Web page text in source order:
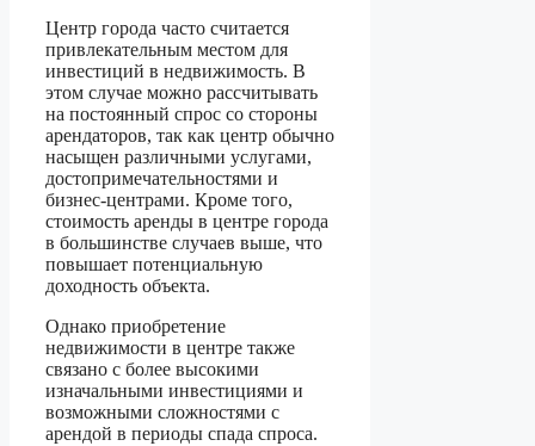
Центр города часто считается
привлекательным местом для
инвестиций в недвижимость. В
этом случае можно рассчитывать
на постоянный спрос со стороны
арендаторов, так как центр обычно
насыщен различными услугами,
достопримечательностями и
бизнес-центрами. Кроме того,
стоимость аренды в центре города
в большинстве случаев выше, что
повышает потенциальную
доходность объекта.
Однако приобретение
недвижимости в центре также
связано с более высокими
изначальными инвестициями и
возможными сложностями с
арендой в периоды спада спроса.